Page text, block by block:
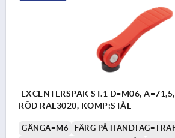
EXCENTERSPAK ST.1 D=M06,
RÖD RAL3020, KOMP:STÅL
GÄNGA=M6 FÄRG PÅ